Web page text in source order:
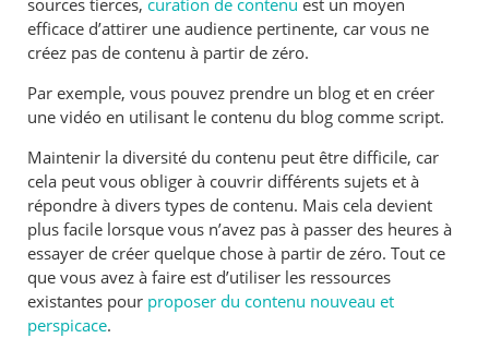
sources tierces, curation de contenu est un moyen
efficace d’attirer une audience pertinente, car vous ne
créez pas de contenu à partir de zéro.
Par exemple, vous pouvez prendre un blog et en créer
une vidéo en utilisant le contenu du blog comme script.
Maintenir la diversité du contenu peut être difficile, car
cela peut vous obliger à couvrir différents sujets et à
répondre à divers types de contenu. Mais cela devient
plus facile lorsque vous n’avez pas à passer des heures à
essayer de créer quelque chose à partir de zéro. Tout ce
que vous avez à faire est d’utiliser les ressources
existantes pour proposer du contenu nouveau et
perspicace.